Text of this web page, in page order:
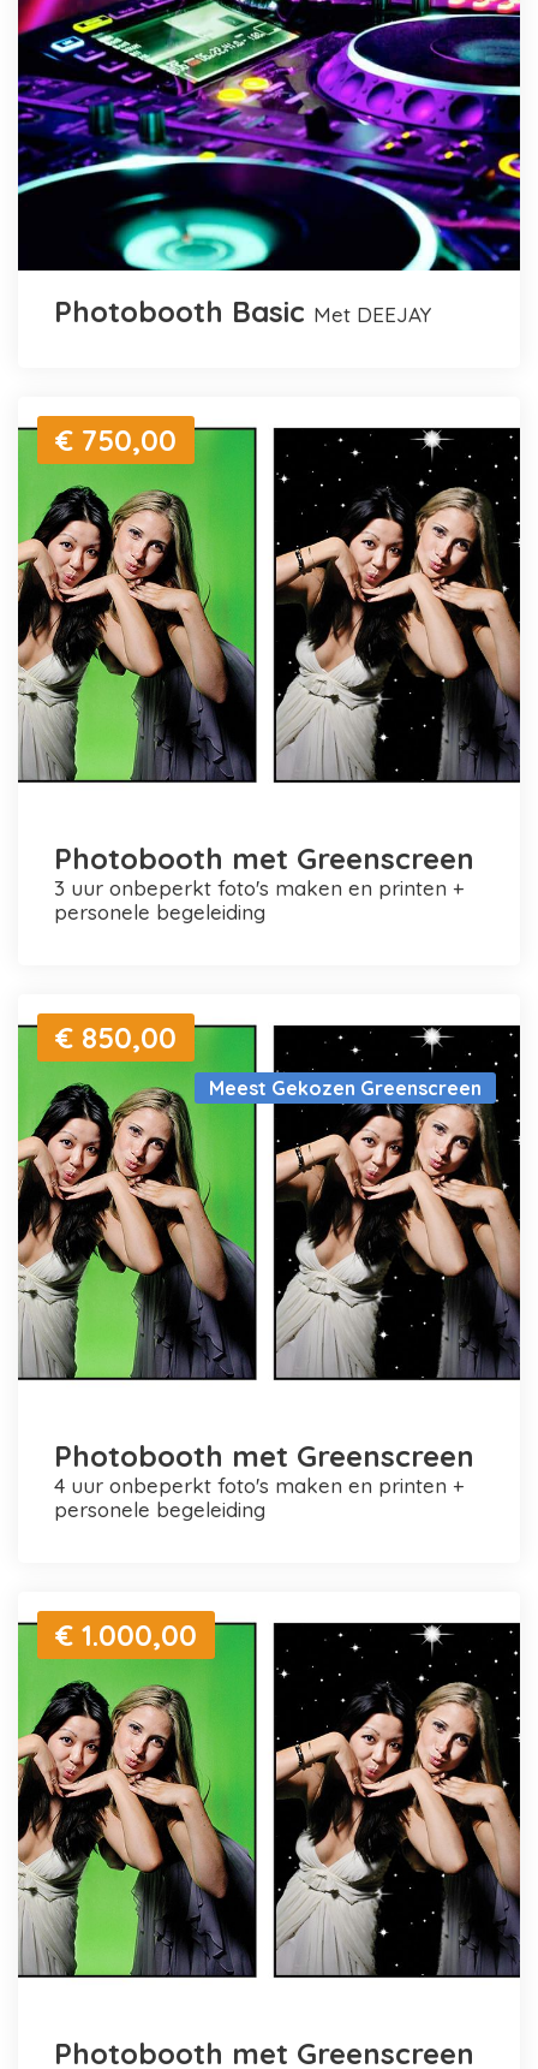
Photobooth Basic met DEEJAY
€ 750,00
Photobooth met Greenscreen
3 uur onbeperkt foto's maken en printen +
personele begeleiding
Meest Gekozen Greenscreen
€ 850,00
Photobooth met Greenscreen
4 uur onbeperkt foto's maken en printen +
personele begeleiding
€ 1.000,00
Photobooth met Greenscreen